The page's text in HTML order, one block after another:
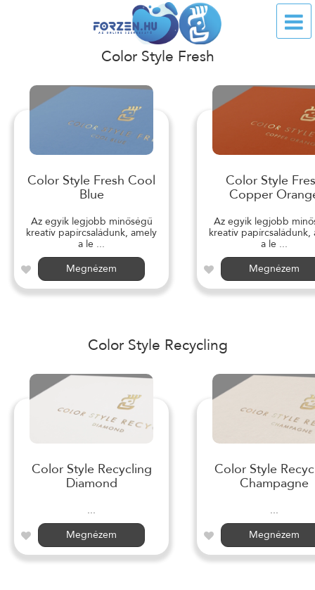
Color Style Fresh
Color Style Fresh Cool
Blue
Az egyik legjobb minőségű
kreatív papírcsaládunk, amely
a le ...
Megnézem
Color Style
Copper
Az egyik legjobb
kreatív papírcsaládunk,
a le ...
Megnézem
Color Style Recycling
Color Style Recycling
Diamond
...
Megnézem
Color Style
Champagne
...
Megnézem